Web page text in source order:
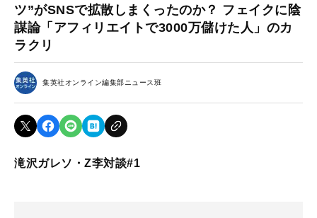
ツ”がSNSで拡散しまくったのか？ フェイクに陰
謀論「アフィリエイトで3000万儲けた人」のカ
ラクリ
集英社オンライン編集部ニュース班
滝沢ガレソ・Z李対談#1